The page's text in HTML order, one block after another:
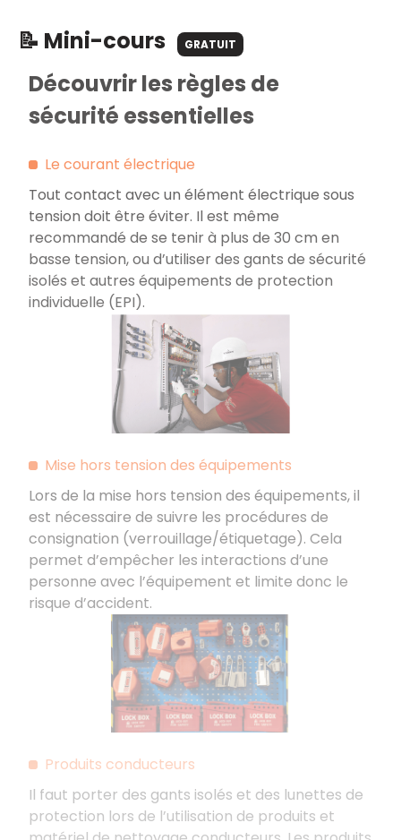
📝 Mini-cours GRATUIT
Découvrir les règles de
sécurité essentielles
Le courant électrique
Tout contact avec un élément électrique sous
tension doit être éviter. Il est même
recommandé de se tenir à plus de 30 cm en
basse tension, ou d’utiliser des gants de sécurité
isolés et autres équipements de protection
individuelle (EPI).
Mise hors tension des équipements
Lors de la mise hors tension des équipements, il
est nécessaire de suivre les procédures de
consignation (verrouillage/étiquetage). Cela
permet d’empêcher les interactions d’une
personne avec l’équipement et limite donc le
risque d’accident.
Produits conducteurs
Il faut porter des gants isolés et des lunettes de
protection lors de l’utilisation de produits et